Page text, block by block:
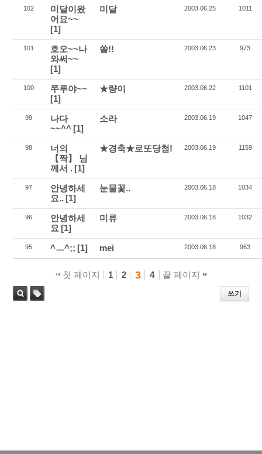
102
미달이왔
어요~~
[1]
미달 2003.06.25 1011
101
호오~~나
와써~~
[1]
쏠!! 2003.06.23 973
100
쭈루야~~
[1]
★량이 2003.06.22 1101
99
나다
~~^^ [1]
소라 2003.06.19 1047
98
너의
【짝】 님
께서 . [1]
★경축★로또당첨! 2003.06.19 1159
97
안녕하세
요.. [1]
눈물꽃.. 2003.06.18 1034
96
안녕하세
요 [1]
미류 2003.06.18 1032
95 ^ㅡ^;; [1] mei 2003.06.18 963
첫 페이지 1 2 3 4 끝 페이지
쓰기